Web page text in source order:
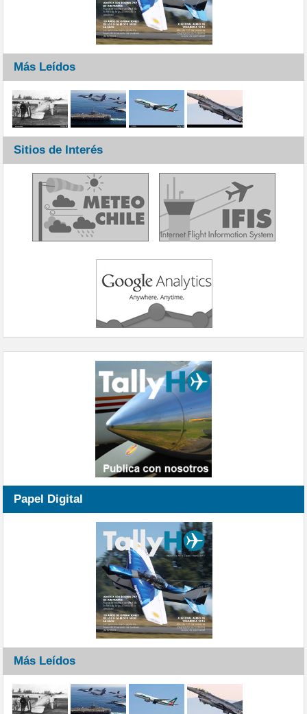
Más Leídos
Sitios de Interés
Papel Digital
Más Leídos